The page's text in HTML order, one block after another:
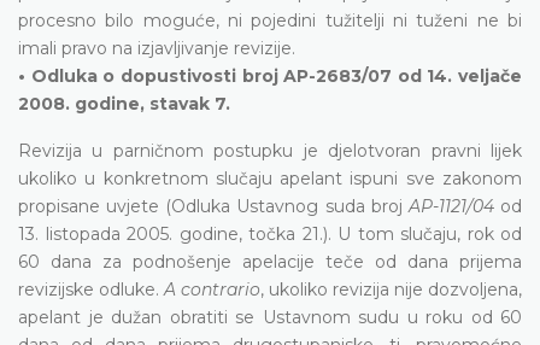
procesno bilo moguće, ni pojedini tužitelji ni tuženi ne bi
imali pravo na izjavljivanje revizije.
• Odluka o dopustivosti broj AP-2683/07 od 14. veljače
2008. godine, stavak 7.
Revizija u parničnom postupku je djelotvoran pravni lijek
ukoliko u konkretnom slučaju apelant ispuni sve zakonom
propisane uvjete (Odluka Ustavnog suda brojAP-1121/04od
13. listopada 2005. godine, točka 21.). U tom slučaju, rok od
60 dana za podnošenje apelacije teče od dana prijema
revizijske odluke.A contrario, ukoliko revizija nije dozvoljena,
apelant je dužan obratiti se Ustavnom sudu u roku od 60